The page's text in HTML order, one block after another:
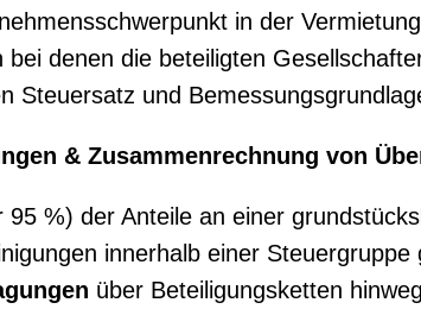
in der
denen die beteiligten
Steuersatz und
& Zusammenrechnung von
95 %) der Anteile an einer
innerhalb einer
über Beteiligungsketten